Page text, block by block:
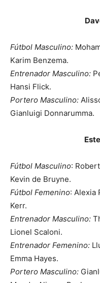
Fútbol Masculino:
Karim Benzema.
Entrenador Masculino:
Hansi Flick.
Portero Masculino:
Gianluigi Donnarumma.
Fútbol Masculino:
Kevin de Bruyne.
Fútbol Femenino: Alexia
Kerr.
Entrenador Masculino:
Lionel Scaloni.
Entrenador Femenino:
Emma Hayes.
Portero Masculino: